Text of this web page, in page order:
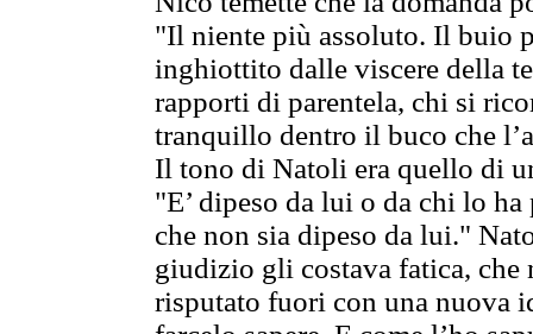
"Il niente più assoluto. Il buio
inghiottito dalle viscere della
rapporti di parentela, chi si
tranquillo dentro il buco che
Il tono di Natoli era quello di
"E’ dipeso da lui o da chi lo
che non sia dipeso da lui."
giudizio gli costava fatica, che
risputato fuori con una nuova